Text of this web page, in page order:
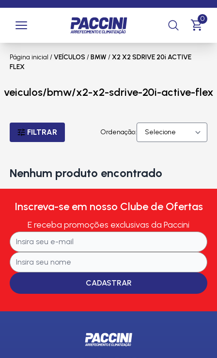
0
Página inicial /VEÍCULOS /BMW /X2 X2 SDRIVE 20i ACTIVE
FLEX
veiculos/bmw/x2-x2-sdrive-20i-active-flex
FILTRAR Ordenação:
Nenhum produto encontrado
Inscreva-se em nosso Clube de Ofertas
E receba promoções exclusivas da Paccini
CADASTRAR